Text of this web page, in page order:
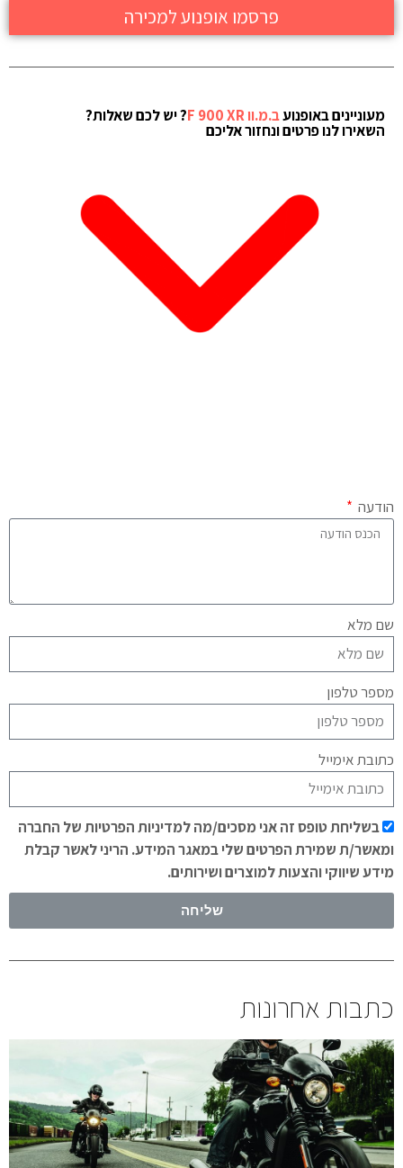
פרסמו אופנוע למכירה
מעוניינים באופנועב.מ.וו F 900 XR ? יש לכם שאלות?
השאירו לנו פרטים ונחזור אליכם
הודעה
שם מלא
מספר טלפון
כתובת אימייל
בשליחת טופס זה אני מסכים/מה למדיניות הפרטיות של החברה
ומאשר/ת שמירת הפרטים שלי במאגר המידע. הריני לאשר קבלת
מידע שיווקי והצעות למוצרים ושירותים.
שליחה
כתבות אחרונות